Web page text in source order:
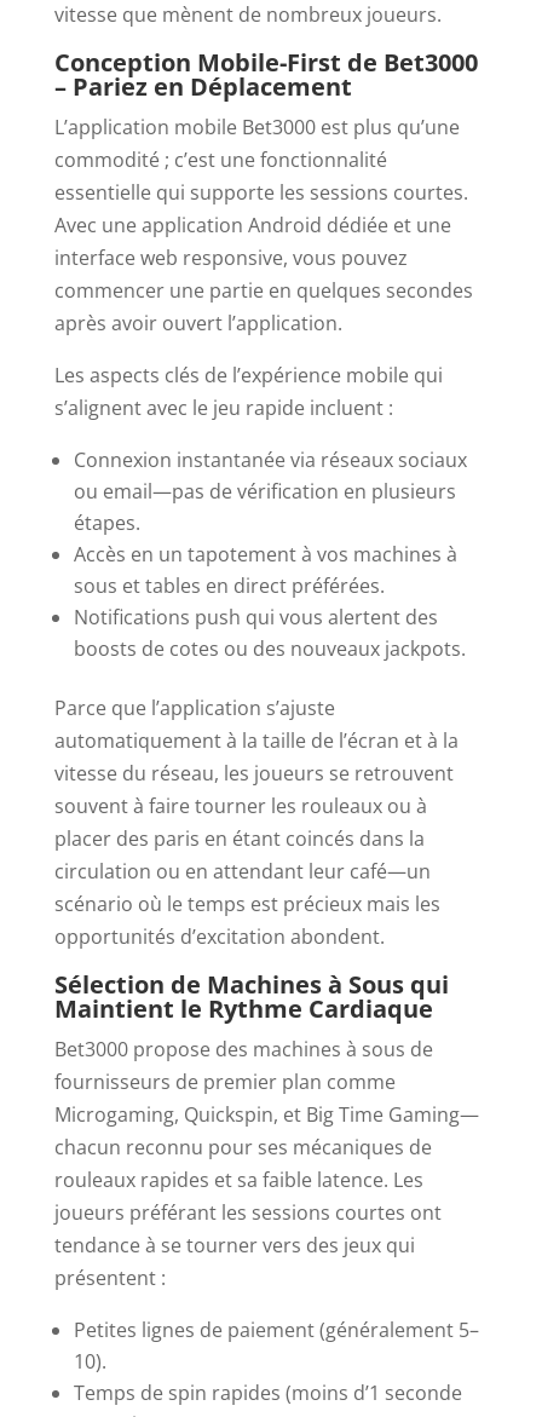
vitesse que mènent de nombreux joueurs.
Conception Mobile-First de Bet3000
– Pariez en Déplacement
L’application mobile Bet3000 est plus qu’une
commodité ; c’est une fonctionnalité
essentielle qui supporte les sessions courtes.
Avec une application Android dédiée et une
interface web responsive, vous pouvez
commencer une partie en quelques secondes
après avoir ouvert l’application.
Les aspects clés de l’expérience mobile qui
s’alignent avec le jeu rapide incluent :
Connexion instantanée via réseaux sociaux
ou email—pas de vérification en plusieurs
étapes.
Accès en un tapotement à vos machines à
sous et tables en direct préférées.
Notifications push qui vous alertent des
boosts de cotes ou des nouveaux jackpots.
Parce que l’application s’ajuste
automatiquement à la taille de l’écran et à la
vitesse du réseau, les joueurs se retrouvent
souvent à faire tourner les rouleaux ou à
placer des paris en étant coincés dans la
circulation ou en attendant leur café—un
scénario où le temps est précieux mais les
opportunités d’excitation abondent.
Sélection de Machines à Sous qui
Maintient le Rythme Cardiaque
Bet3000 propose des machines à sous de
fournisseurs de premier plan comme
Microgaming, Quickspin, et Big Time Gaming—
chacun reconnu pour ses mécaniques de
rouleaux rapides et sa faible latence. Les
joueurs préférant les sessions courtes ont
tendance à se tourner vers des jeux qui
présentent :
Petites lignes de paiement (généralement 5–
10).
Temps de spin rapides (moins d’1 seconde